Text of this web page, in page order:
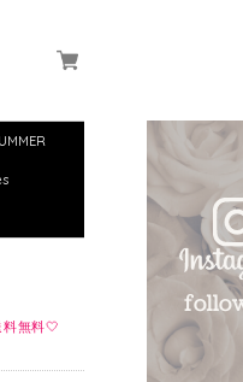
無料🤍